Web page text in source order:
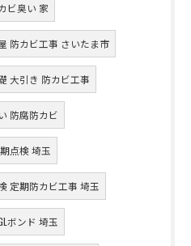
ビ臭い 家
防カビ工事 さいたま市
大引き 防カビ工事
防腐防カビ
点検 埼玉
定期防カビ工事 埼玉
ボンド 埼玉